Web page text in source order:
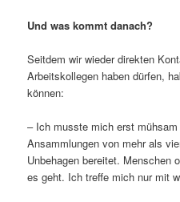
Und was kommt danach?
Seitdem wir wieder direkten
Arbeitskollegen haben dürfen,
können:
– Ich musste mich erst
Ansammlungen von mehr als
Unbehagen bereitet. Menschen
es geht. Ich treffe mich nur mit